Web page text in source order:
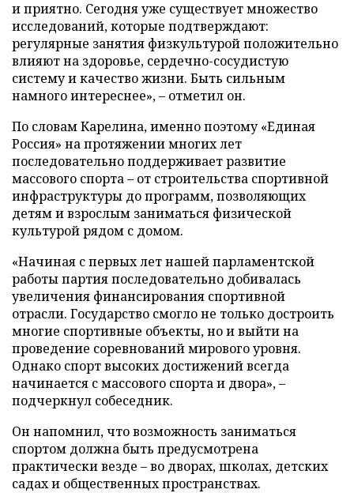
и приятно. Сегодня уже существует множество
исследований, которые подтверждают:
регулярные занятия физкультурой положительно
влияют на здоровье, сердечно-сосудистую
систему и качество жизни. Быть сильным
намного интереснее», – отметил он.
По словам Карелина, именно поэтому «Единая
Россия» на протяжении многих лет
последовательно поддерживает развитие
массового спорта – от строительства спортивной
инфраструктуры до программ, позволяющих
детям и взрослым заниматься физической
культурой рядом с домом.
«Начиная с первых лет нашей парламентской
работы партия последовательно добивалась
увеличения финансирования спортивной
отрасли. Государство смогло не только достроить
многие спортивные объекты, но и выйти на
проведение соревнований мирового уровня.
Однако спорт высоких достижений всегда
начинается с массового спорта и двора», –
подчеркнул собеседник.
Он напомнил, что возможность заниматься
спортом должна быть предусмотрена
практически везде – во дворах, школах, детских
садах и общественных пространствах.